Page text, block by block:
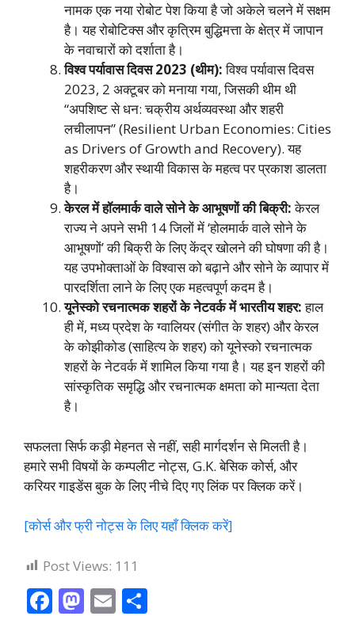
नामक एक नया रोबोट पेश किया है जो अकेले चलने में सक्षम
है। यह रोबोटिक्स और कृत्रिम बुद्धिमत्ता के क्षेत्र में जापान
के नवाचारों को दर्शाता है।
विश्व पर्यावास दिवस 2023 (थीम):विश्व पर्यावास दिवस
2023, 2 अक्टूबर को मनाया गया, जिसकी थीम थी
“अपशिष्ट से धन: चक्रीय अर्थव्यवस्था और शहरी
लचीलापन” (Resilient Urban Economies: Cities
as Drivers of Growth and Recovery). यह
शहरीकरण और स्थायी विकास के महत्व पर प्रकाश डालता
है।
केरल में हॉलमार्क वाले सोने के आभूषणों की बिक्री:केरल
राज्य ने अपने सभी 14 जिलों में ‘होलमार्क वाले सोने के
आभूषणों’ की बिक्री के लिए केंद्र खोलने की घोषणा की है।
यह उपभोक्ताओं के विश्वास को बढ़ाने और सोने के व्यापार में
पारदर्शिता लाने के लिए एक महत्वपूर्ण कदम है।
यूनेस्को रचनात्मक शहरों के नेटवर्क में भारतीय शहर:हाल
ही में, मध्य प्रदेश के ग्वालियर (संगीत के शहर) और केरल
के कोझीकोड (साहित्य के शहर) को यूनेस्को रचनात्मक
शहरों के नेटवर्क में शामिल किया गया है। यह इन शहरों की
सांस्कृतिक समृद्धि और रचनात्मक क्षमता को मान्यता देता
है।
सफलता सिर्फ कड़ी मेहनत से नहीं, सही मार्गदर्शन से मिलती है।
हमारे सभी विषयों के कम्पलीट नोट्स, G.K. बेसिक कोर्स, और
करियर गाइडेंस बुक के लिए नीचे दिए गए लिंक पर क्लिक करें।
[कोर्स और फ्री नोट्स के लिए यहाँ क्लिक करें]
Post Views: 111
F
ac
M
as
E
m